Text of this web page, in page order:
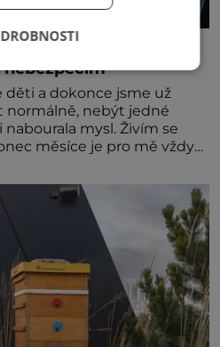
nebezpečím
děti a dokonce jsme už
normálně, nebýt jedné
mysl. Živím se
měsíce je pro mě vždy
čím dál častěji volá o
Dalo by se